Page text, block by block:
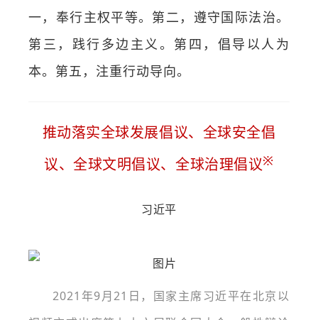
一，奉行主权平等。第二，遵守国际法治。
第三，践行多边主义。第四，倡导以人为
本。第五，注重行动导向。
推动落实全球发展倡议、全球安全倡
议、全球文明倡议、全球治理倡议※
习近平
2021年9月21日，国家主席习近平在北京以